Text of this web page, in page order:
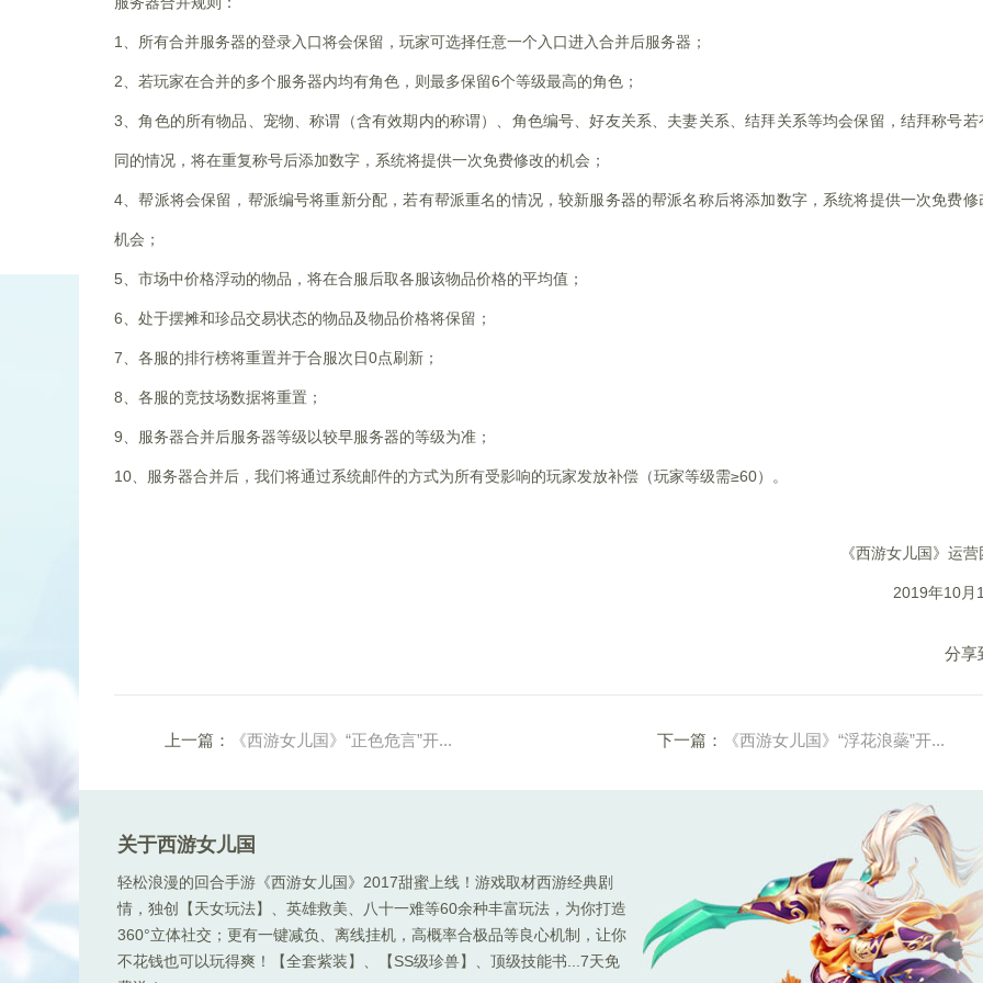
1 、所有合并服务器的登录入口将会保留，玩家可选择任意一个入口进入合并后服务器；
2 、若玩家在合并的多个服务器内均有角色，则最多保留6个等级最高的角色；
3 、角色的所有物品、宠物、称谓（含有效期内的称谓）、角色编号、好友关系、夫妻关系、结拜关系等均会保留，结拜称号若
同的情况，将在重复称号后添加数字，系统将提供一次免费修改的机会；
4 、帮派将会保留，帮派编号将重新分配，若有帮派重名的情况，较新服务器的帮派名称后将添加数字，系统将提供一次免费修
机会；
5 、市场中价格浮动的物品，将在合服后取各服该物品价格的平均值；
6 、处于摆摊和珍品交易状态的物品及物品价格将保留；
7 、各服的排行榜将重置并于合服次日0点刷新；
8 、各服的竞技场数据将重置；
9 、服务器合并后服务器等级以较早服务器的等级为准；
10 、服务器合并后，我们将通过系统邮件的方式为所有受影响的玩家发放补偿（玩家等级需≥60）。
《西游女儿国》运营
2019年10月
分享
上一篇： 《西游女儿国》“正色危言”开... 下一篇： 《西游女儿国》“浮花浪蘂”开...
关于西游女儿国
轻松浪漫的回合手游《西游女儿国》2017甜蜜上线！游戏取材西游经典剧
情，独创【天女玩法】、英雄救美、八十一难等60余种丰富玩法，为你打造
360°立体社交；更有一键减负、离线挂机，高概率合极品等良心机制，让你
不花钱也可以玩得爽！【全套紫装】、【SS级珍兽】、顶级技能书...7天免